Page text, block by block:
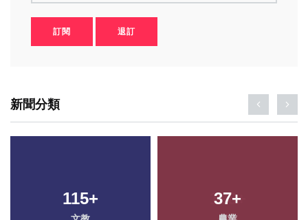
訂閱 退訂
新聞分類
115+ 37+
106+ 198+